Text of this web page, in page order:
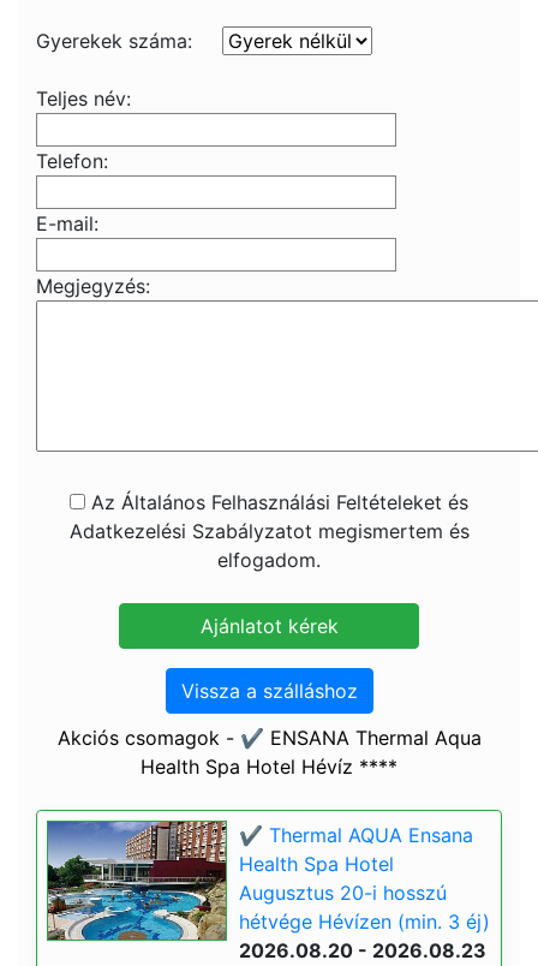
Gyerekek száma:
Teljes név:
Telefon:
E-mail:
Megjegyzés:
Az Általános Felhasználási Feltételeket és
Adatkezelési Szabályzatot megismertem és
elfogadom.
Vissza a szálláshoz
Akciós csomagok - ✔️ ENSANA Thermal Aqua
Health Spa Hotel Hévíz ****
✔️ Thermal AQUA Ensana
Health Spa Hotel
Augusztus 20-i hosszú
hétvége Hévízen (min. 3 éj)
2026.08.20 - 2026.08.23